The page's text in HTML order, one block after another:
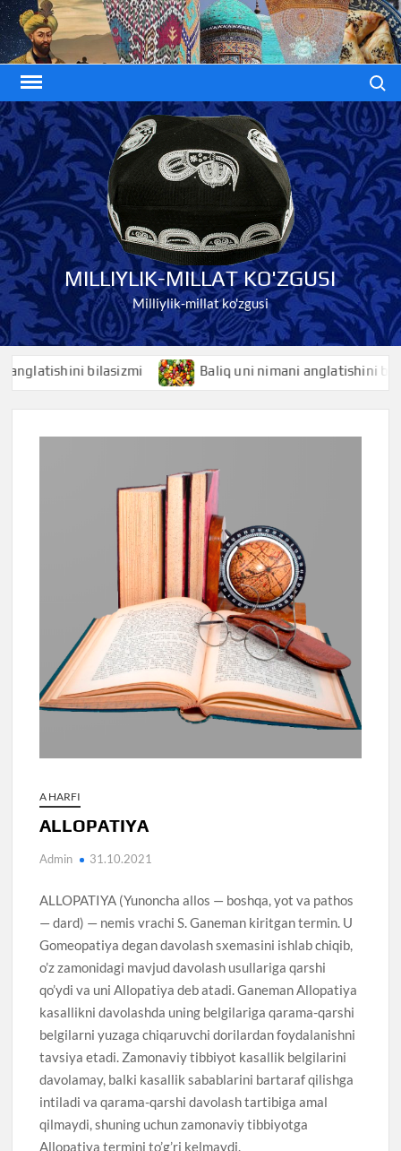
Skip
to
content
MILLIYLIK-MILLAT KO'ZGUSI
Milliylik-millat ko'zgusi
bilasizmi Baliq uni nimani anglatishini
A HARFI
ALLOPATIYA
Admin 31.10.2021
ALLOPATIYA (Yunoncha allos — boshqa, yot va pathos
— dard) — nemis vrachi S. Ganeman kiritgan termin. U
Gomeopatiya degan davolash sxemasini ishlab chiqib,
o’z zamonidagi mavjud davolash usullariga qarshi
qo’ydi va uni Allopatiya deb atadi. Ganeman Allopatiya
kasallikni davolashda uning belgilariga qarama-qarshi
belgilarni yuzaga chiqaruvchi dorilardan foydalanishni
tavsiya etadi. Zamonaviy tibbiyot kasallik belgilarini
davolamay, balki kasallik sabablarini bartaraf qilishga
intiladi va qarama-qarshi davolash tartibiga amal
qilmaydi, shuning uchun zamonaviy tibbiyotga
Allopatiya termini to’g’ri kelmaydi.